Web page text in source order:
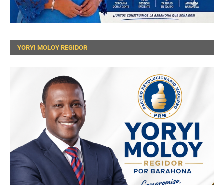
YORYI MOLOY REGIDOR